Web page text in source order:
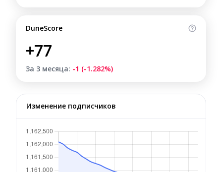
DuneScore
+77
За 3 месяца: -1 (-1.282%)
Изменение подписчиков